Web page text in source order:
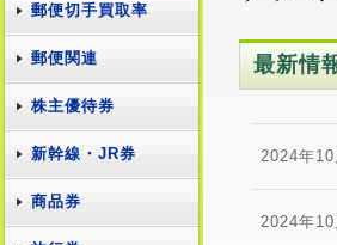
最新情
2024年10
2024年10
郵便切手買取率
郵便関連
株主優待券
新幹線・JR券
商品券